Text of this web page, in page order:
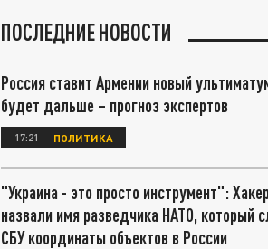
ПОСЛЕДНИЕ НОВОСТИ
Россия ставит Армении новый
будет дальше – прогноз экспертов
17:21 ПОЛИТИКА
"Украина - это просто инструмент":
назвали имя разведчика НАТО, который
СБУ координаты объектов в России